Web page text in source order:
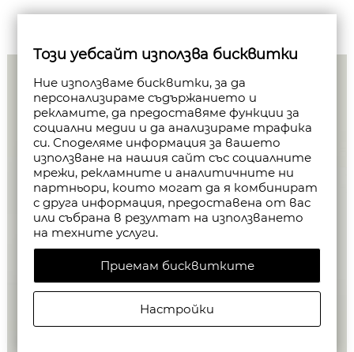
Този уебсайт използва бисквитки
Ние използваме бисквитки, за да
персонализираме съдържанието и
рекламите, да предоставяме функции за
социални медии и да анализираме трафика
си. Споделяме информация за вашето
използване на нашия сайт със социалните
мрежи, рекламните и аналитичните ни
партньори, които могат да я комбинират
с друга информация, предоставена от вас
или събрана в резултат на използването
на техните услуги.
Приемам бисквитките
Настройки